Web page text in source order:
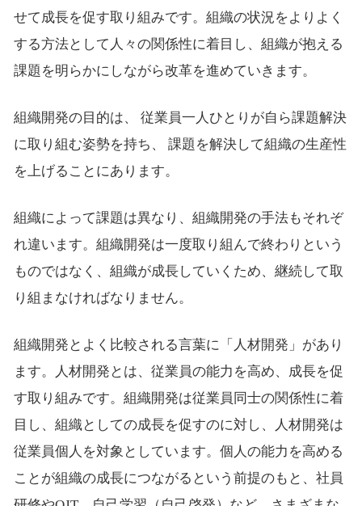
せて成長を促す取り組みです。組織の状況をよりよく
する方法として人々の関係性に着目し、組織が抱える
課題を明らかにしながら改革を進めていきます。
組織開発の目的は、 従業員一人ひとりが自ら課題解決
に取り組む姿勢を持ち、 課題を解決して組織の生産性
を上げることにあります。
組織によって課題は異なり、組織開発の手法もそれぞ
れ違います。組織開発は一度取り組んで終わりという
ものではなく、組織が成長していくため、継続して取
り組まなければなりません。
組織開発とよく比較される言葉に「人材開発」があり
ます。人材開発とは、従業員の能力を高め、成長を促
す取り組みです。組織開発は従業員同士の関係性に着
目し、組織としての成長を促すのに対し、人材開発は
従業員個人を対象としています。個人の能力を高める
ことが組織の成長につながるという前提のもと、社員